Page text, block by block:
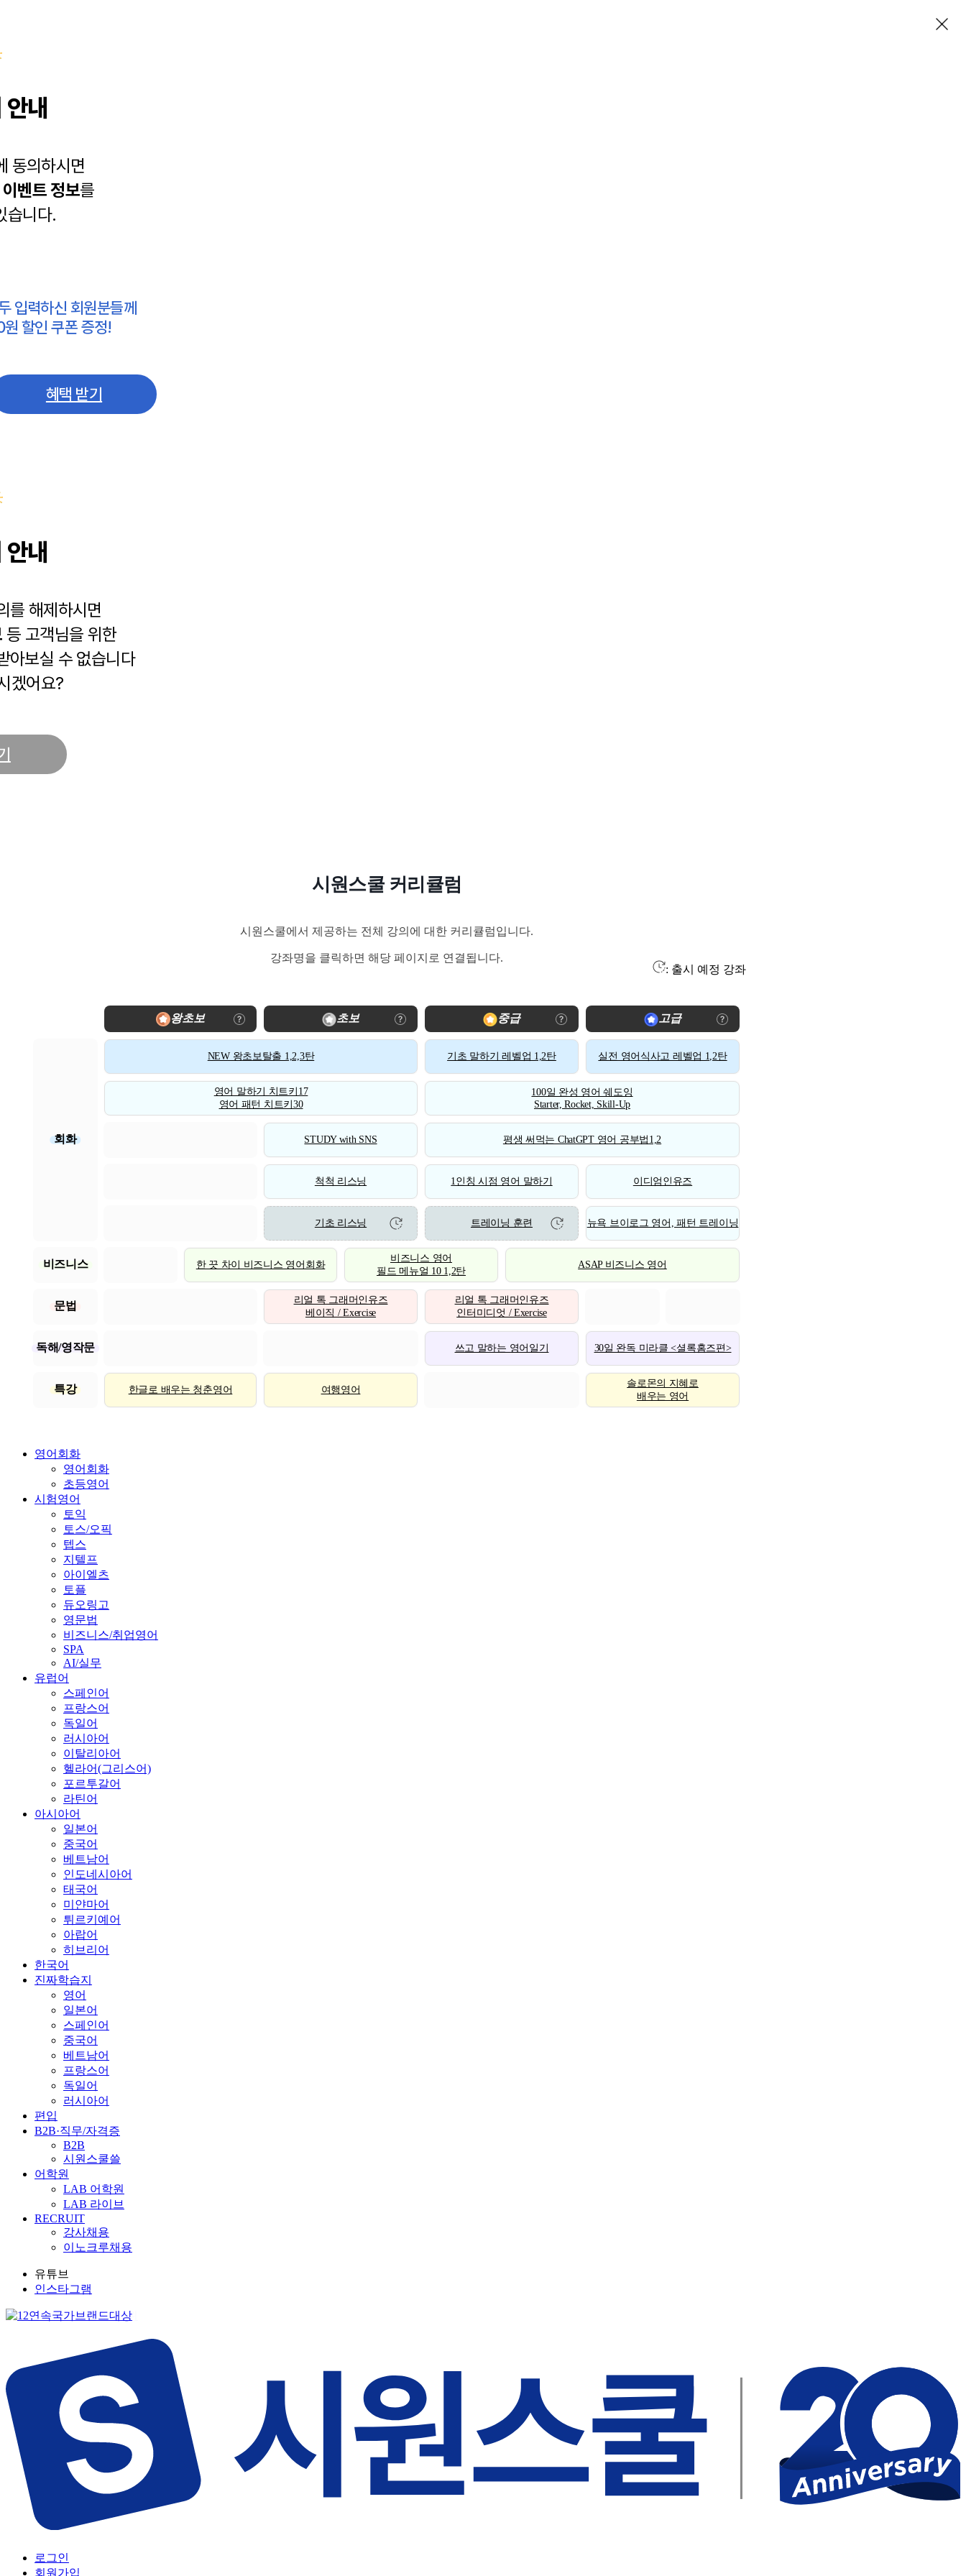
내
동의하시면
이벤트 정보를
습니다.
입력하신 회원분들께
할인 쿠폰 증정!
혜택 받기
내
를 해제하시면
등 고객님을 위한
아보실 수 없습니다
겠어요?
시원스쿨 커리큘럼
시원스쿨에서 제공하는 전체 강의에 대한 커리큘럼입니다.
강좌명을 클릭하면 해당 페이지로 연결됩니다.
: 출시 예정 강좌
왕초보 초보 중급 고급
회화
NEW 왕초보탈출 1,2,3탄 기초 말하기 레벨업 1,2탄 실전 영어식사고 레벨업 1,2탄
영어 말하기 치트키17
영어 패턴 치트키30
100일 완성 영어 쉐도잉
Starter, Rocket, Skill-Up
STUDY with SNS 평생 써먹는 ChatGPT 영어 공부법1,2
척척 리스닝 1인칭 시점 영어 말하기 이디엄인유즈
기초 리스닝 트레이닝 훈련 뉴욕 브이로그 영어, 패턴 트레이닝
비즈니스 한 끗 차이 비즈니스 영어회화
비즈니스 영어
필드 메뉴얼 10 1,2탄
ASAP 비즈니스 영어
문법
리얼 톡 그래머인유즈
베이직 / Exercise
리얼 톡 그래머인유즈
인터미디엇 / Exercise
독해/영작문 쓰고 말하는 영어일기 30일 완독 미라클 <셜록홈즈편>
특강 한글로 배우는 청춘영어 여행영어
솔로몬의 지혜로
배우는 영어
영어회화
영어회화
초등영어
시험영어
토익
토스/오픽
텝스
지텔프
아이엘츠
토플
듀오링고
영문법
비즈니스/취업영어
SPA
AI/실무
유럽어
스페인어
프랑스어
독일어
러시아어
이탈리아어
헬라어(그리스어)
포르투갈어
라틴어
아시아어
일본어
중국어
베트남어
인도네시아어
태국어
미얀마어
튀르키예어
아랍어
히브리어
한국어
진짜학습지
영어
일본어
스페인어
중국어
베트남어
프랑스어
독일어
러시아어
편입
B2B·직무/자격증
B2B
시원스쿨쓸
어학원
LAB 어학원
LAB 라이브
RECRUIT
강사채용
이노크루채용
유튜브
인스타그램
로그인
회원가입